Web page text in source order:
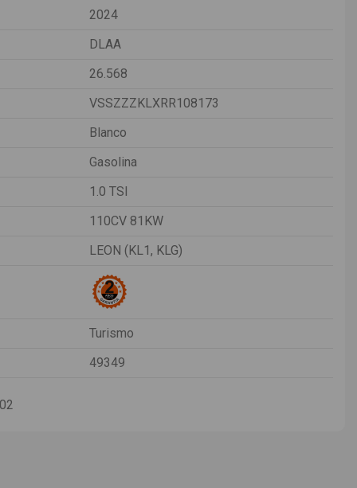
2024
DLAA
26.568
VSSZZZKLXRR108173
Blanco
Gasolina
1.0 TSI
110CV 81KW
LEON (KL1, KLG)
Turismo
49349